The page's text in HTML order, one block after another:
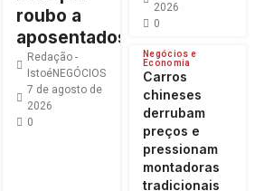
roubo a
aposentados
Redação -
IstoéNEGÓCIOS
7 de agosto de
2026
0
2026
0
Negócios e
Economia
Carros
chineses
derrubam
preços e
pressionam
montadoras
tradicionais